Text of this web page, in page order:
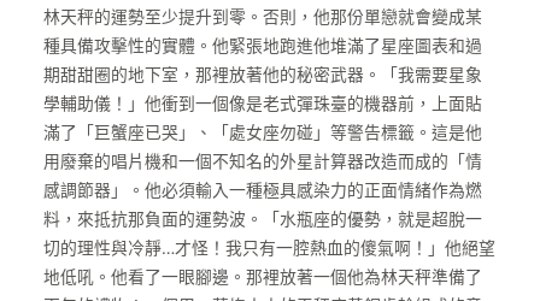
林天秤的運勢至少提升到零。否則，他那份單戀就會變成某
種具備攻擊性的實體。他緊張地跑進他堆滿了星座圖表和過
期甜甜圈的地下室，那裡放著他的秘密武器。「我需要星象
學輔助儀！」他衝到一個像是老式彈珠臺的機器前，上面貼
滿了「巨蟹座已哭」、「處女座勿碰」等警告標籤。這是他
用廢棄的唱片機和一個不知名的外星計算器改造而成的「情
感調節器」。他必須輸入一種極具感染力的正面情緒作為燃
料，來抵抗那負面的運勢波。「水瓶座的優勢，就是超脫一
切的理性與冷靜…才怪！我只有一腔熱血的傻氣啊！」他絕望
地低吼。他看了一眼腳邊。那裡放著一個他為林天秤準備了